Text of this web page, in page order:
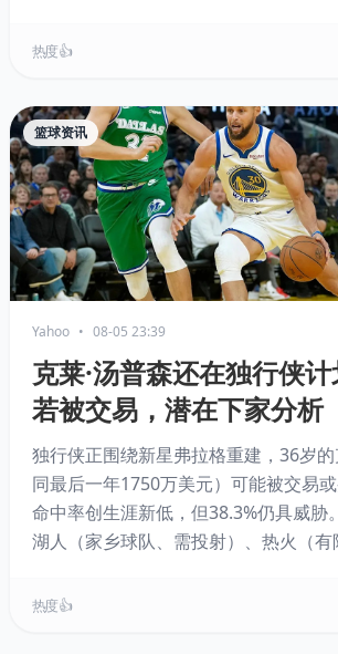
戴维森出场空间被严重压缩。不过其
热度 👍
篮球资讯
Yahoo • 08-05 23:39
克莱·汤普森还在独行侠
若被交易，潜在下家分析
独行侠正围绕新星弗拉格重建，36岁的
同最后一年1750万美元）可能被交易
命中率创生涯新低，但38.3%仍具威胁
湖人（家乡球队、需投射）、热火（有
在独行侠也是选择，但达拉斯或可等
热度 👍